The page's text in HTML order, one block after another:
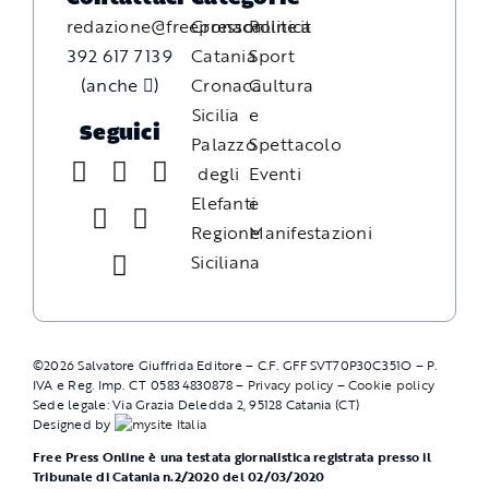
redazione@freepressonline.it
392 617 7139
(anche
)
Seguici
Cronaca
Catania
Cronaca
Sicilia
Palazzo
degli
Elefanti
Regione
Siciliana
Politica
Sport
Cultura
e
Spettacolo
Eventi
e
Manifestazioni
©2026Salvatore Giuffrida Editore – C.F. GFFSVT70P30C351O – P.
IVA e Reg. Imp. CT 05834830878 – Privacy policy –Cookie policy
Sede legale: Via Grazia Deledda 2, 95128 Catania (CT)
Designed by
Free Press Online è una testata giornalistica registrata presso il
Tribunale di Catania n.2/2020 del 02/03/2020